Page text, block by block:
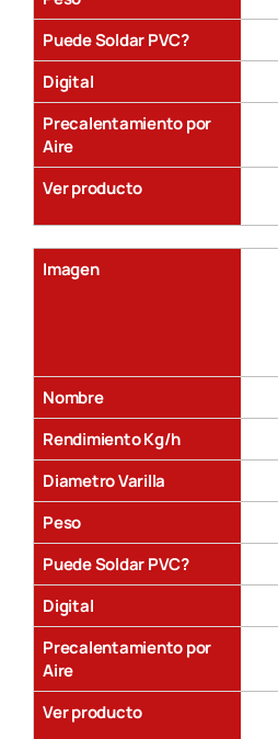
Puede Soldar PVC?
Digital
Precalentamiento por
Aire
Ver producto
Imagen
Nombre
Rendimiento Kg/h
Diametro Varilla
Peso
Puede Soldar PVC?
Digital
Precalentamiento por
Aire
Ver producto